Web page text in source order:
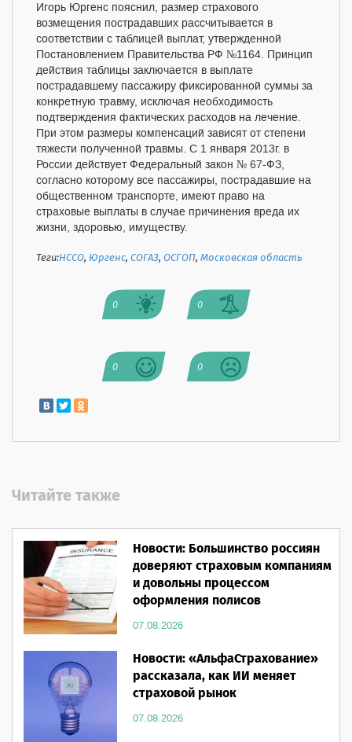
Игорь Юргенс пояснил, размер страхового
возмещения пострадавших рассчитывается в
соответствии с таблицей выплат, утвержденной
Постановлением Правительства РФ №1164. Принцип
действия таблицы заключается в выплате
пострадавшему пассажиру фиксированной суммы за
конкретную травму, исключая необходимость
подтверждения фактических расходов на лечение.
При этом размеры компенсаций зависят от степени
тяжести полученной травмы. С 1 января 2013г. в
России действует Федеральный закон № 67-ФЗ,
согласно которому все пассажиры, пострадавшие на
общественном транспорте, имеют право на
страховые выплаты в случае причинения вреда их
жизни, здоровью, имуществу.
Теги:НССО, Юргенс,СОГАЗ,ОСГОП,Московская область
0 0
0 0
Читайте также
Новости: Большинство россиян
доверяют страховым компаниям
и довольны процессом
оформления полисов
07.08.2026
Новости: «АльфаСтрахование»
рассказала, как ИИ меняет
страховой рынок
07.08.2026